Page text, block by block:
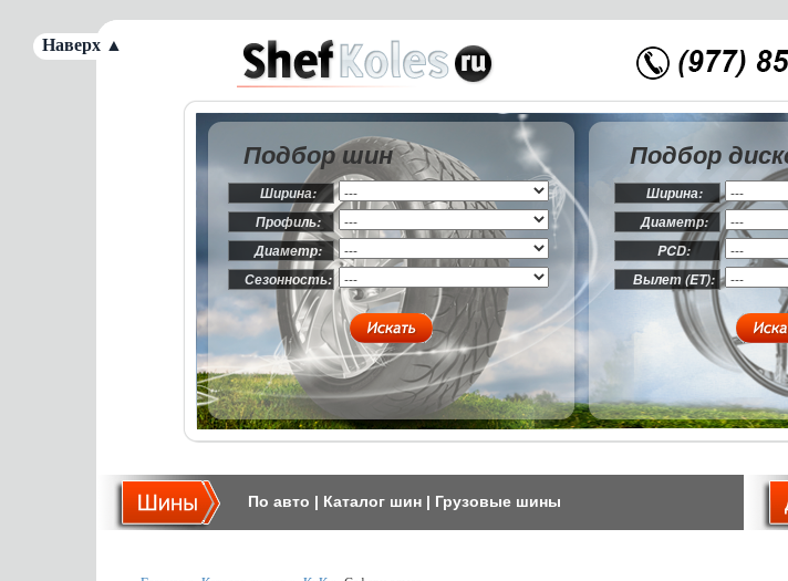
Подбор шин
Ширина:
Профиль:
Диаметр:
Сезонность:
Подбор
Ширина:
Диаметр:
PCD:
Вылет (ET):
По авто | Каталог шин | Грузовые шины
Наверх ▲